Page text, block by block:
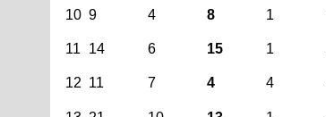
10 9 4 8 1
11 14 6 15 1
12 11 7 4 4